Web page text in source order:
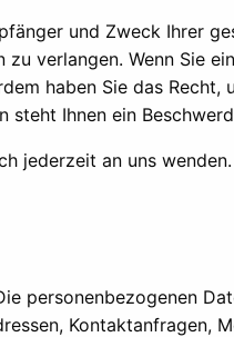
und Zweck Ihrer
verlangen. Wenn Sie
haben Sie das
Ihnen ein
jederzeit an uns wenden.
personenbezogenen
Kontaktanfragen,